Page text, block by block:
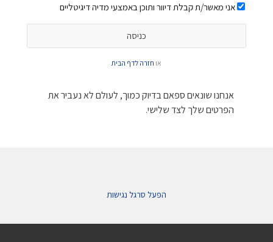
אני מאשר/ת קבלת דיוור ותוכן באמצעי מדיה דיגיטליים
או חזרה לדף הבית
אנחנו שונאים ספאם בדיוק כמוך, לעולם לא נעביר את
הפרטים שלך לצד שלישי.
הפעל סרגל נגישות